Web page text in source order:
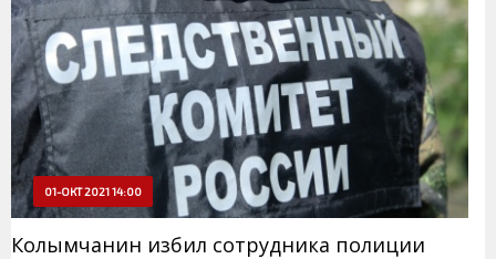
01-ОКТ 2021 14:00
Колымчанин избил сотрудника полиции